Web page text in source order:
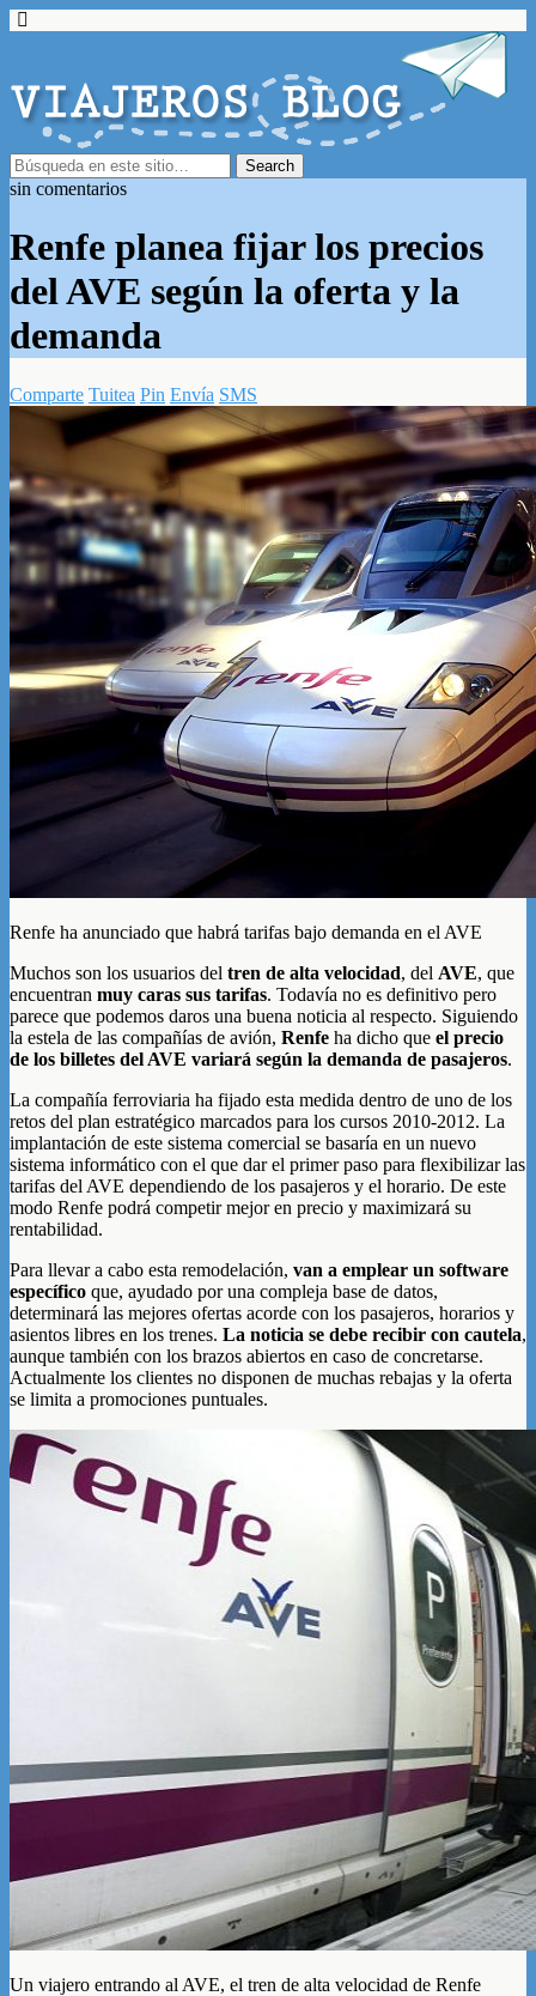
sin comentarios
Renfe planea fijar los precios
del AVE según la oferta y la
demanda
Comparte Tuitea Pin Envía SMS
Renfe ha anunciado que habrá tarifas bajo demanda en el AVE
Muchos son los usuarios del tren de alta velocidad, del AVE, que
encuentran muy caras sus tarifas. Todavía no es definitivo pero
parece que podemos daros una buena noticia al respecto. Siguiendo
la estela de las compañías de avión, Renfe ha dicho que el precio
de los billetes del AVE variará según la demanda de pasajeros.
La compañía ferroviaria ha fijado esta medida dentro de uno de los
retos del plan estratégico marcados para los cursos 2010-2012. La
implantación de este sistema comercial se basaría en un nuevo
sistema informático con el que dar el primer paso para flexibilizar las
tarifas del AVE dependiendo de los pasajeros y el horario. De este
modo Renfe podrá competir mejor en precio y maximizará su
rentabilidad.
Para llevar a cabo esta remodelación, van a emplear un software
específico que, ayudado por una compleja base de datos,
determinará las mejores ofertas acorde con los pasajeros, horarios y
asientos libres en los trenes. La noticia se debe recibir con cautela,
aunque también con los brazos abiertos en caso de concretarse.
Actualmente los clientes no disponen de muchas rebajas y la oferta
se limita a promociones puntuales.
Un viajero entrando al AVE, el tren de alta velocidad de Renfe